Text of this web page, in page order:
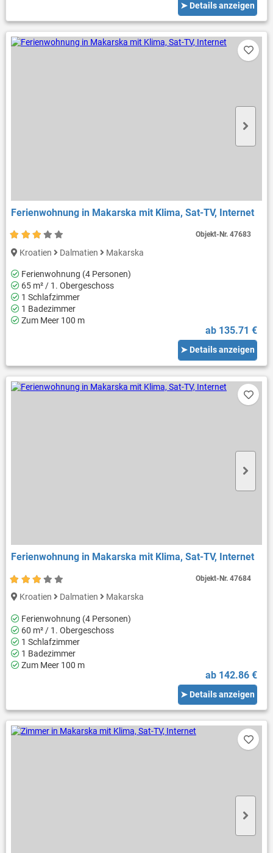
➤ Details anzeigen
Ferienwohnung in Makarska mit Klima, Sat-TV, Internet
Kroatien Dalmatien Makarska
Ferienwohnung (4 Personen)
65 m² / 1. Obergeschoss
1 Schlafzimmer
1 Badezimmer
Zum Meer 100 m
ab 135.71 €
➤ Details anzeigen
Objekt-Nr.47683
Ferienwohnung in Makarska mit Klima, Sat-TV, Internet
Kroatien Dalmatien Makarska
Ferienwohnung (4 Personen)
60 m² / 1. Obergeschoss
1 Schlafzimmer
1 Badezimmer
Zum Meer 100 m
ab 142.86 €
➤ Details anzeigen
Objekt-Nr.47684